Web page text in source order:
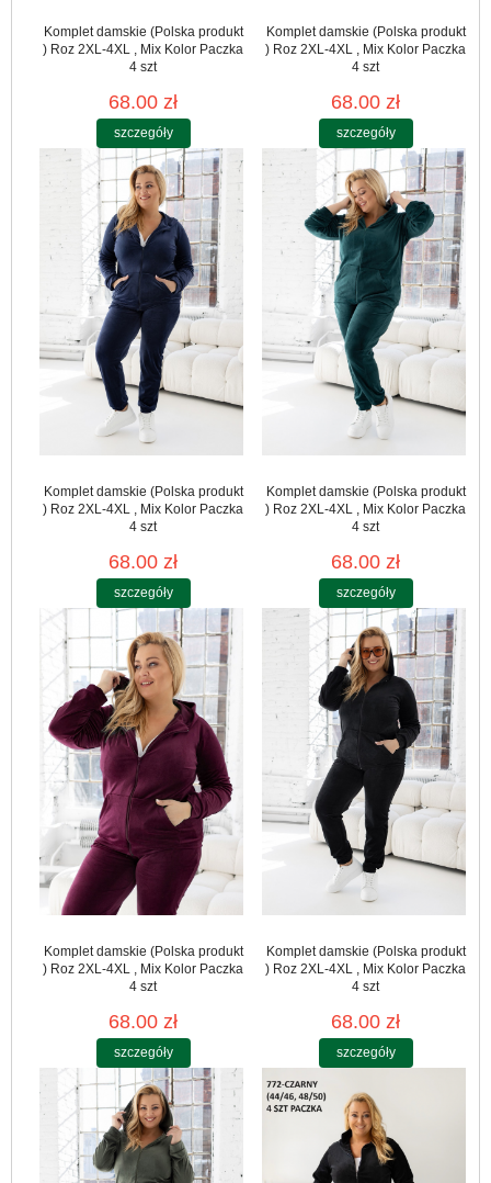
Komplet damskie (Polska produkt
) Roz 2XL-4XL , Mix Kolor Paczka
4 szt
68.00 zł
szczegóły
Komplet damskie (Polska produkt
) Roz 2XL-4XL , Mix Kolor Paczka
4 szt
68.00 zł
szczegóły
Komplet damskie (Polska produkt
) Roz 2XL-4XL , Mix Kolor Paczka
4 szt
68.00 zł
szczegóły
Komplet damskie (Polska produkt
) Roz 2XL-4XL , Mix Kolor Paczka
4 szt
68.00 zł
szczegóły
Komplet damskie (Polska produkt
) Roz 2XL-4XL , Mix Kolor Paczka
4 szt
68.00 zł
szczegóły
Komplet damskie (Polska produkt
) Roz 2XL-4XL , Mix Kolor Paczka
4 szt
68.00 zł
szczegóły